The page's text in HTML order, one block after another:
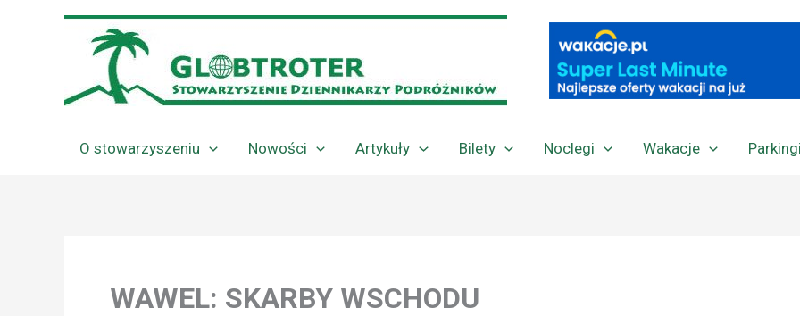
O stowarzyszeniu Nowości Artykuły Bilety Noclegi Wakacje
WAWEL: SKARBY WSCHODU